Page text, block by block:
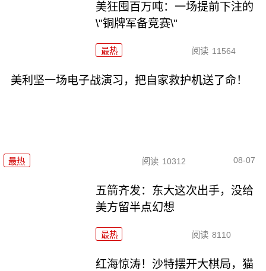
美狂囤百万吨：一场提前下注的
\"铜牌军备竞赛\"
最热 阅读 11564
美利坚一场电子战演习，把自家救护机送了命！
最热 阅读 10312 08-07
五箭齐发：东大这次出手，没给
美方留半点幻想
最热 阅读 8110
红海惊涛！沙特摆开大棋局，猫